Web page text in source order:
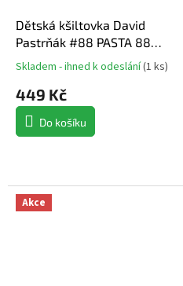
Dětská kšiltovka David
Pastrňák #88 PASTA 88
Exclusive Collection
Průměrné
produktu
je
5,0
Skladem - ihned k odeslání(1 ks)
449 Kč
Do košíku
Akce